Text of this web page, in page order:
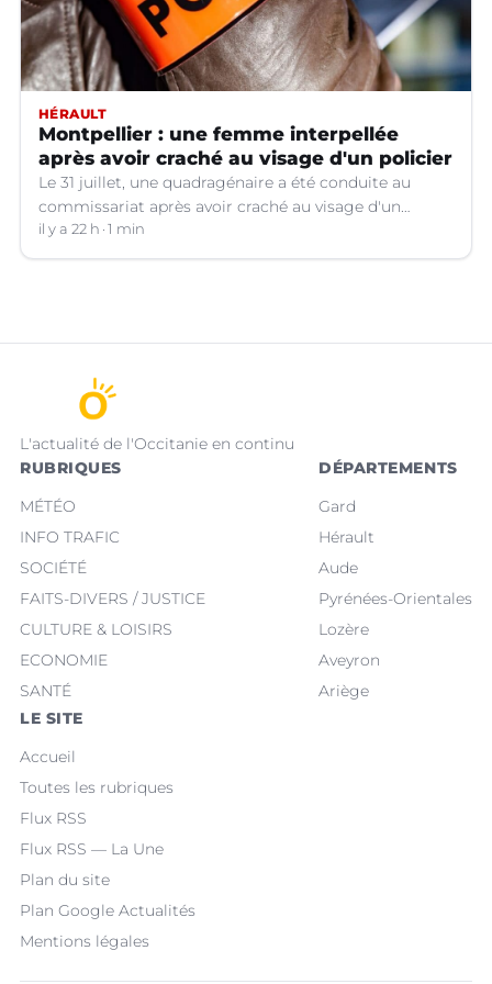
HÉRAULT
Montpellier : une femme interpellée
après avoir craché au visage d'un policier
Le 31 juillet, une quadragénaire a été conduite au
commissariat après avoir craché au visage d'un
policier. Son procès a été renvoyé au 12 octobre
prochain. Dans l'attente, elle a été placée en détention
il y a 22 h 1 min
L'actualité de l'Occitanie en continu
RUBRIQUES
MÉTÉO
INFO TRAFIC
SOCIÉTÉ
FAITS-DIVERS / JUSTICE
CULTURE & LOISIRS
ECONOMIE
SANTÉ
DÉPARTEMENTS
Gard
Hérault
Aude
Pyrénées-Orientales
Lozère
Aveyron
Ariège
LE SITE
Accueil
Toutes les rubriques
Flux RSS
Flux RSS — La Une
Plan du site
Plan Google Actualités
Mentions légales